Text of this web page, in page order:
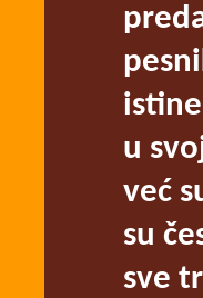
u
već
su
sve